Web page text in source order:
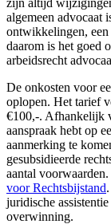
algemeen advocaat
ontwikkelingen, een
daarom is het goed
arbeidsrecht
De onkosten voor
oplopen. Het tarief
€100,-. Afhankelijk
aanspraak hebt op
aanmerking te
gesubsidieerde
aantal
voor Rechtsbijstand
juridische
overwinning.